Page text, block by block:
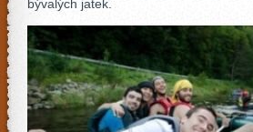
bývalých jatek.